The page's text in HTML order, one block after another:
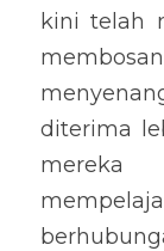
kini telah
diterima
mereka